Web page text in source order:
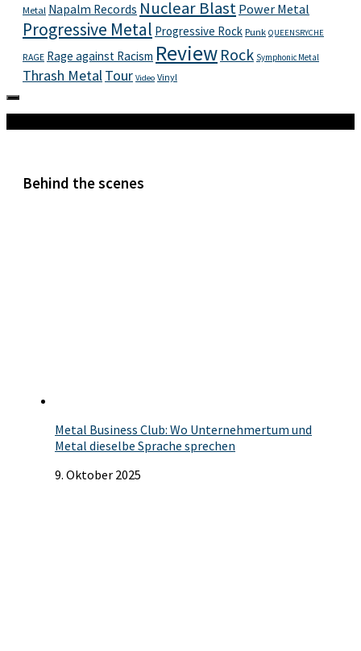
Metal Napalm Records Nuclear Blast Power Metal
Progressive Metal Progressive Rock Punk QUEENSRYCHE
RAGE Rage against Racism Review Rock Symphonic Metal
Thrash MetalTour Video Vinyl
Behind the scenes
Metal Business Club: Wo Unternehmertum und
Metal dieselbe Sprache sprechen
9. Oktober 2025